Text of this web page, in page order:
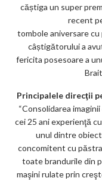
căștiga un super
recent
tombole aniversare
câștigătorului a
fericita posesoare a
Principalele direcţii
“Consolidarea
cei 25 ani experienţă
unul dintre
concomitent cu
toate brandurile din
maşini rulate prin